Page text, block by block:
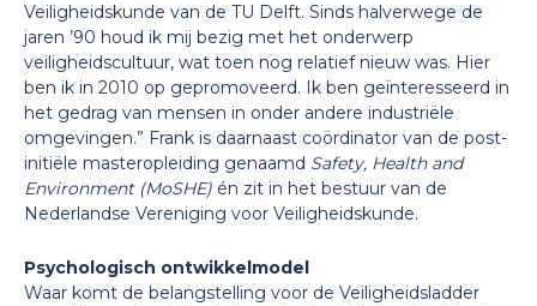
Veiligheidskunde van de TU Delft. Sinds halverwege de
jaren ’90 houd ik mij bezig met het onderwerp
veiligheidscultuur, wat toen nog relatief nieuw was. Hier
ben ik in 2010 op gepromoveerd. Ik ben geïnteresseerd in
het gedrag van mensen in onder andere industriële
omgevingen.” Frank is daarnaast coördinator van de post-
initiële masteropleiding genaamd Safety, Health and
Environment (MoSHE) én zit in het bestuur van de
Nederlandse Vereniging voor Veiligheidskunde.
Psychologisch ontwikkelmodel
Waar komt de belangstelling voor de Veiligheidsladder